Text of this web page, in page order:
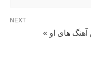
NEXT